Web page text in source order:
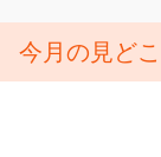
今月の見ど